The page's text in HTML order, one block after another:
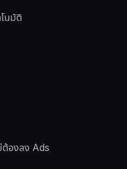
นมัติ
ต้องลง Ads